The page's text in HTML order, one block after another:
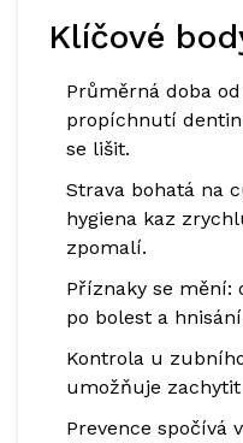
Klíčové
Průměrná doba
propíchnutí
se lišit.
Strava bohatá na
hygiena kaz
zpomalí.
Příznaky se mění:
po bolest a
Kontrola u
umožňuje
Prevence spočívá